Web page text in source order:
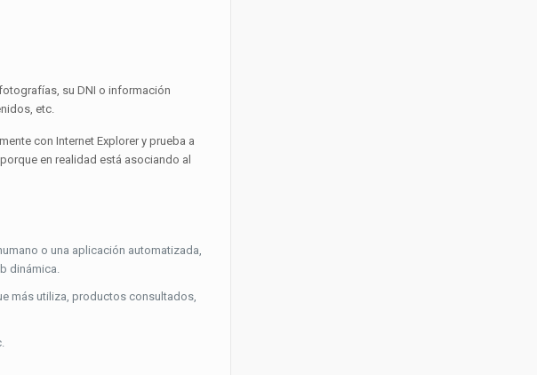
su DNI o información
etc.
con Internet Explorer y prueba a
en realidad está asociando al
o una aplicación automatizada,
dinámica.
más utiliza, productos consultados,